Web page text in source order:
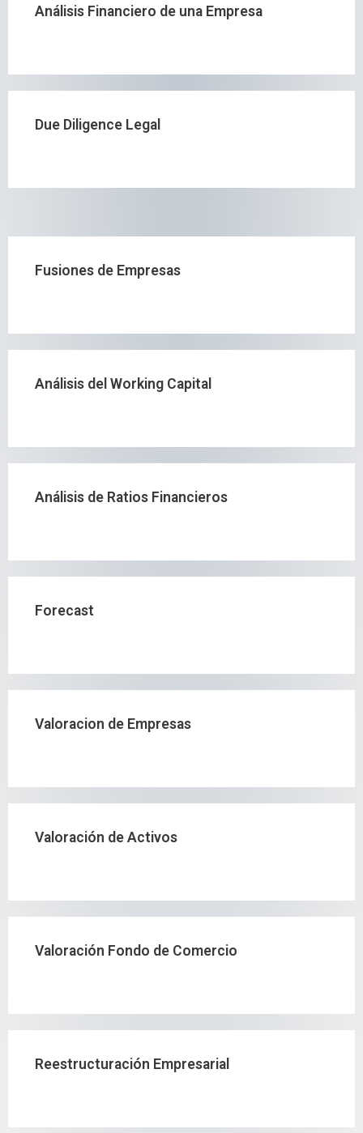
Análisis Financiero de una Empresa
Due Diligence Legal
Fusiones de Empresas
Análisis del Working Capital
Análisis de Ratios Financieros
Forecast
Valoracion de Empresas
Valoración de Activos
Valoración Fondo de Comercio
Reestructuración Empresarial